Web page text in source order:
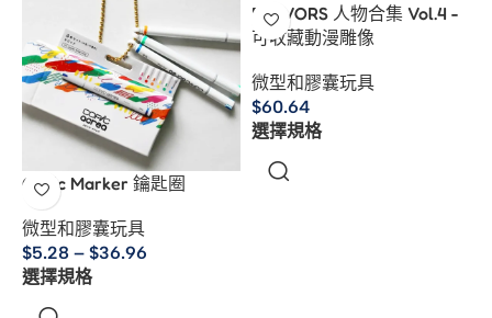
Copic Marker 鑰匙圈
微型和膠囊玩具
$5.28 – $36.96
選擇規格
FLAVORS 人物合集 Vol.4 -
可收藏動漫雕像
微型和膠囊玩具
$60.64
選擇規格